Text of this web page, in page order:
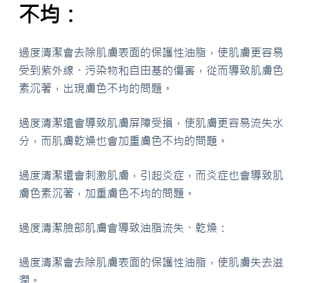
不均：
過度清潔會去除肌膚表面的保護性油脂，使肌膚更容易
受到紫外線、污染物和自由基的傷害，從而導致肌膚色
素沉著，出現膚色不均的問題。
過度清潔還會導致肌膚屏障受損，使肌膚更容易流失水
分，而肌膚乾燥也會加重膚色不均的問題。
過度清潔還會刺激肌膚，引起炎症，而炎症也會導致肌
膚色素沉著，加重膚色不均的問題。
過度清潔臉部肌膚會導致油脂流失、乾燥：
過度清潔會去除肌膚表面的保護性油脂，使肌膚失去滋
潤。